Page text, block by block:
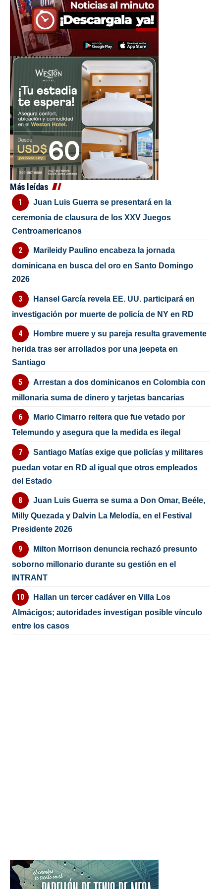
Más leídas
Juan Luis Guerra se presentará en la
ceremonia de clausura de los XXV Juegos
Centroamericanos
Marileidy Paulino encabeza la jornada
dominicana en busca del oro en Santo Domingo
2026
Hansel García revela EE. UU. participará en
investigación por muerte de policía de NY en RD
Hombre muere y su pareja resulta gravemente
herida tras ser arrollados por una jeepeta en
Santiago
Arrestan a dos dominicanos en Colombia con
millonaria suma de dinero y tarjetas bancarias
Mario Cimarro reitera que fue vetado por
Telemundo y asegura que la medida es ilegal
Santiago Matías exige que policías y militares
puedan votar en RD al igual que otros empleados
del Estado
Juan Luis Guerra se suma a Don Omar, Beéle,
Milly Quezada y Dalvin La Melodía, en el Festival
Presidente 2026
Milton Morrison denuncia rechazó presunto
soborno millonario durante su gestión en el
INTRANT
Hallan un tercer cadáver en Villa Los
Almácigos; autoridades investigan posible vínculo
entre los casos